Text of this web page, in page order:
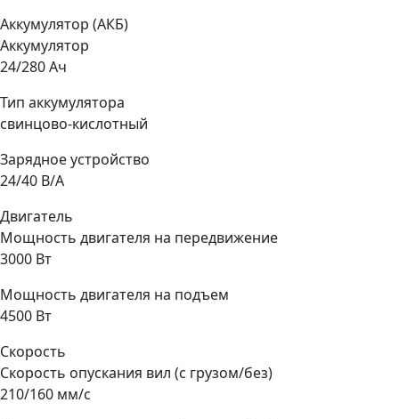
Аккумулятор (АКБ)
Аккумулятор
24/280 Ач
Тип аккумулятора
свинцово-кислотный
Зарядное устройство
24/40 В/А
Двигатель
Мощность двигателя на передвижение
3000 Вт
Мощность двигателя на подъем
4500 Вт
Скорость
Скорость опускания вил (с грузом/без)
210/160 мм/с